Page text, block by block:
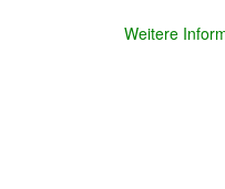
Weitere